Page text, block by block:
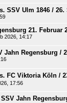
SSV Ulm 1846 / 26.
21. Februar
2026, 14:17
Jahn Regensburg /
FC Viktoria Köln /
17:56
Jahn